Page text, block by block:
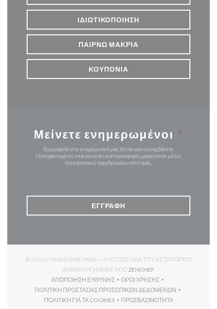
ΙΔΙΩΤΙΚΟΠΟΊΗΣΗ
ΠΑΊΡΝΩ ΜΑΚΡΙΆ
ΚΟΥΠΌΝΙΑ
Μείνετε ενημερωμένοι
Εγγραφείτε στο ενημερωτικό μας δελτίο για να λαμβάνετε
εξατομικευμένες επικοινωνίες και προσφορές μάρκετινγκ μέσω
ηλεκτρονικού ταχυδρομείου από εμάς.
ΕΓΓΡΑΦΉ
© 2026 L'ORANGERIE PARIS — Η ΙΣΤΟΣΕΛΊΔΑ ΤΟΥ ΕΣΤΙΑΤΟΡΊΟΥ
ΔΗΜΙΟΥΡΓΉΘΗΚΕ ΑΠΌZENCHEF((ΑΝΟΊΓΕΙ ΣΕ ΝΈΟ
ΑΠΟΠΟΊΗΣΗ ΕΥΘΎΝΗΣ
((ΑΝΟΊΓΕΙ ΣΕ ΝΈΟ ΠΑΡΆΘΥΡΟ))
ΌΡΟΙ ΧΡΉΣΗΣ
((ΑΝΟΊΓΕΙ ΣΕ ΝΈΟ
ΠΟΛΙΤΙΚΉ ΠΡΟΣΤΑΣΊΑΣ ΠΡΟΣΩΠΙΚΏΝ ΔΕΔΟΜΈΝΩΝ
((ΑΝΟΊΓΕΙ ΣΕ ΝΈΟ ΠΑΡΆΘΥΡΟ))
ΠΟΛΙΤΙΚΉ ΓΙΑ ΤΑ COOKIES
((ΑΝΟΊΓΕΙ ΣΕ ΝΈΟ ΠΑΡΆΘΥΡΟ))
ΠΡΟΣΒΑΣΙΜΌΤΗΤΑ
((ΑΝΟΊΓΕΙ ΣΕ ΝΈΟ